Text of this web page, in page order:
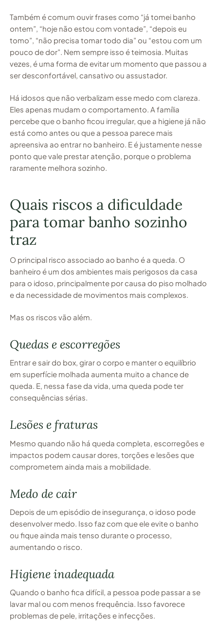
Também é comum ouvir frases como “já tomei banho
ontem”, “hoje não estou com vontade”, “depois eu
tomo”, “não precisa tomar todo dia” ou “estou com um
pouco de dor”. Nem sempre isso é teimosia. Muitas
vezes, é uma forma de evitar um momento que passou a
ser desconfortável, cansativo ou assustador.
Há idosos que não verbalizam esse medo com clareza.
Eles apenas mudam o comportamento. A família
percebe que o banho ficou irregular, que a higiene já não
está como antes ou que a pessoa parece mais
apreensiva ao entrar no banheiro. E é justamente nesse
ponto que vale prestar atenção, porque o problema
raramente melhora sozinho.
Quais riscos a dificuldade
para tomar banho sozinho
traz
O principal risco associado ao banho é a queda. O
banheiro é um dos ambientes mais perigosos da casa
para o idoso, principalmente por causa do piso molhado
e da necessidade de movimentos mais complexos.
Mas os riscos vão além.
Quedas e escorregões
Entrar e sair do box, girar o corpo e manter o equilíbrio
em superfície molhada aumenta muito a chance de
queda. E, nessa fase da vida, uma queda pode ter
consequências sérias.
Lesões e fraturas
Mesmo quando não há queda completa, escorregões e
impactos podem causar dores, torções e lesões que
comprometem ainda mais a mobilidade.
Medo de cair
Depois de um episódio de insegurança, o idoso pode
desenvolver medo. Isso faz com que ele evite o banho
ou fique ainda mais tenso durante o processo,
aumentando o risco.
Higiene inadequada
Quando o banho fica difícil, a pessoa pode passar a se
lavar mal ou com menos frequência. Isso favorece
problemas de pele, irritações e infecções.